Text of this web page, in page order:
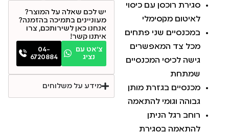
סגירת רוכסן עם כיסוי
לאיטום מקסימלי
במכנסיים שני פתחים
מכל צד המאפשרים
גישה לכיסי המכנסיים
שמתחת
מכנסיים בגזרת מותן
גבוהה וגומי להתאמה
רוחב רגל הניתן
להתאמה בסגירת
יש לכם שאלה על המוצר?
מעוניינים בתמיכה בהזמנה?
אנחנו כאן לשירותכם, צרו
איתנו קשר!
צ׳אט עם
נציג
04-
6720884
מידע על משלוחים